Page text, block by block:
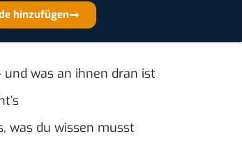
hinzufügen
was an ihnen dran ist
was du wissen musst